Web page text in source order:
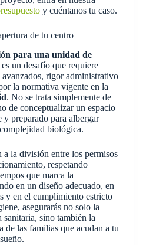
y cuéntanos tu caso.
de tu centro
para una unidad de
es un desafío que requiere
rigor administrativo
la normativa vigente en la
. No se trata simplemente de
de conceptualizar un espacio
preparado para albergar
biológica.
a la división entre los permisos
respetando
que marca la
en un diseño adecuado, en
y en el cumplimiento estricto
asegurarás no solo la
sino también la
de las familias que acudan a tu